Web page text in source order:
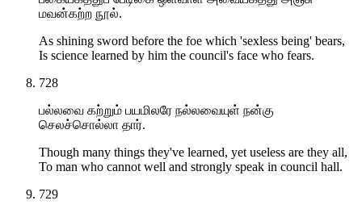
மவன்கற்ற நூல்.
As shining sword before the foe which 'sexless being' bears,
Is science learned by him the council's face who fears.
728
பல்லவை கற்றும் பயமிலரே நல்லவையுள் நன்கு
செலச்சொல்லா தார்.
Though many things they've learned, yet useless are they all,
To man who cannot well and strongly speak in council hall.
729